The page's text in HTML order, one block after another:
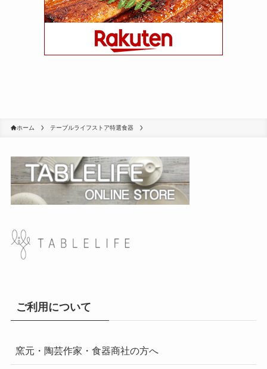
ホーム テーブルライフストア特選食器
ご利用について
窯元・陶芸作家・食器商社の方へ